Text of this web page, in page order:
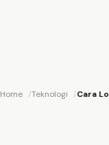
Home Teknologi Cara